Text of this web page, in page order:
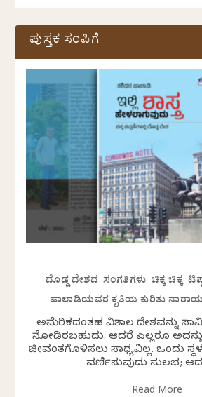
ಪುಸ್ತಕ ಸಂಪಿಗೆ
ದೊಡ್ಡ ದೇಶದ ಸಂಗತಿಗಳು ಚಿಕ್ಕ ಚಿಕ್ಕ
ಹಾಲಾಡಿಯವರ ಕೃತಿಯ ಕುರಿತು
ಅಮೆರಿಕದಂತಹ ವಿಶಾಲ ದೇಶವನ್ನು
ನೋಡಿರಬಹುದು. ಆದರೆ ಎಲ್ಲರೂ
ಜೀವಂತಗೊಳಿಸಲು ಸಾಧ್ಯವಿಲ್ಲ. ಒಂದು
ವರ್ಣಿಸುವುದು ಸುಲಭ;
Read More